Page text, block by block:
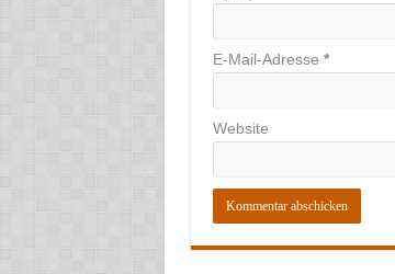
E-Mail-Adresse *
Website